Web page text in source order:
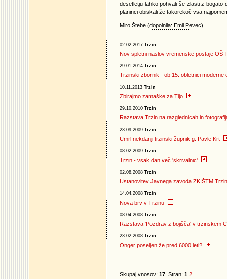
desetletju lahko pohvali še zlasti z bogato
planinci obiskali že takorekoč vsa
Miro Štebe (dopolnila: Emil Pevec)
02.02.2017 Trzin
Nov spletni naslov vremenske postaje OŠ
29.01.2014 Trzin
Trzinski zbornik - ob 15. obletnici moderne
10.11.2013 Trzin
Zbirajmo zamaške za Tijo
29.10.2010 Trzin
Razstava Trzin na razglednicah in
23.09.2009 Trzin
Umrl nekdanji trzinski župnik g. Pavle Krt
08.02.2009 Trzin
Trzin - vsak dan več 'skrivalnic'
02.08.2008 Trzin
Ustanovitev Javnega zavoda ZKIŠTM Trzin
14.04.2008 Trzin
Nova brv v Trzinu
08.04.2008 Trzin
Razstava 'Pozdrav z bojišča' v trzinskem
23.02.2008 Trzin
Onger poseljen že pred 6000 leti?
Skupaj vnosov: 17 . Stran: 1 2